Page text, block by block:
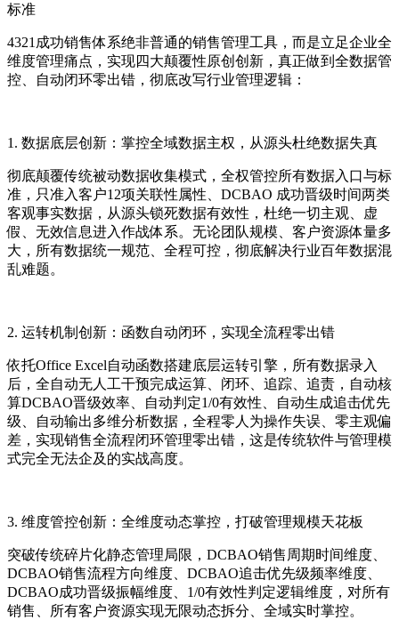
标准
4321成功销售体系绝非普通的销售管理工具，而是立足企业全
维度管理痛点，实现四大颠覆性原创创新，真正做到全数据管
控、自动闭环零出错，彻底改写行业管理逻辑：
1. 数据底层创新：掌控全域数据主权，从源头杜绝数据失真
彻底颠覆传统被动数据收集模式，全权管控所有数据入口与标
准，只准入客户12项关联性属性、DCBAO 成功晋级时间两类
客观事实数据，从源头锁死数据有效性，杜绝一切主观、虚
假、无效信息进入作战体系。无论团队规模、客户资源体量多
大，所有数据统一规范、全程可控，彻底解决行业百年数据混
乱难题。
2. 运转机制创新：函数自动闭环，实现全流程零出错
依托Office Excel自动函数搭建底层运转引擎，所有数据录入
后，全自动无人工干预完成运算、闭环、追踪、追责，自动核
算DCBAO晋级效率、自动判定1/0有效性、自动生成追击优先
级、自动输出多维分析数据，全程零人为操作失误、零主观偏
差，实现销售全流程闭环管理零出错，这是传统软件与管理模
式完全无法企及的实战高度。
3. 维度管控创新：全维度动态掌控，打破管理规模天花板
突破传统碎片化静态管理局限，DCBAO销售周期时间维度、
DCBAO销售流程方向维度、DCBAO追击优先级频率维度、
DCBAO成功晋级振幅维度、1/0有效性判定逻辑维度，对所有
销售、所有客户资源实现无限动态拆分、全域实时掌控。